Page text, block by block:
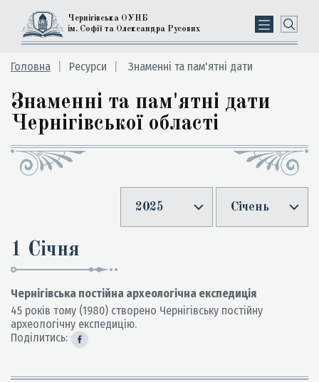
Чернігівська ОУНБ
ім. Софії та Олександра Русових
Головна Ресурси Знаменні та пам'ятні дати
Знаменні та пам'ятні дати
Чернігівської області
2025 Січень
1 Січня
Чернігівська постійна археологічна експедиція
45 років тому (1980) створено Чернігівську постійну
археологічну експедицію.
Поділитись: